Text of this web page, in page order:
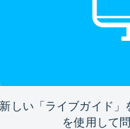
新しい「ライブガイド
を使用して